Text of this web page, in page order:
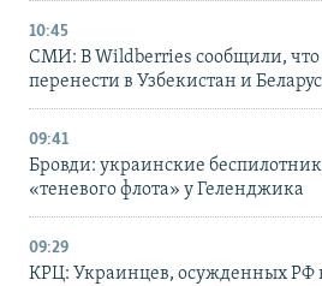
10:45
СМИ: В Wildberries сообщили, что
перенести в Узбекистан и
09:41
Бровди: украинские
«теневого флота» у Геленджика
09:29
КРЦ: Украинцев, осужденных РФ